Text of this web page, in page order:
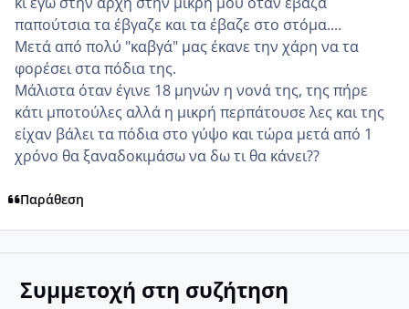
παπούτσια τα έβγαζε και τα έβαζε στο στόμα....
Μετά από πολύ "καβγά" μας έκανε την χάρη να τα
φορέσει στα πόδια της.
Μάλιστα όταν έγινε 18 μηνών η νονά της, της πήρε
κάτι μποτούλες αλλά η μικρή περπάτουσε λες και της
είχαν βάλει τα πόδια στο γύψο και τώρα μετά από 1
χρόνο θα ξαναδοκιμάσω να δω τι θα κάνει??
Παράθεση
Συμμετοχή στη συζήτηση